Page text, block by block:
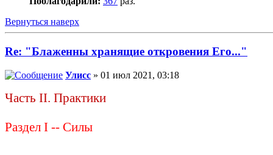
Вернуться наверх
Re: "Блаженны хранящие откровения Его..."
Улисс » 01 июл 2021, 03:18
Часть II. Практики
Раздел I -- Силы